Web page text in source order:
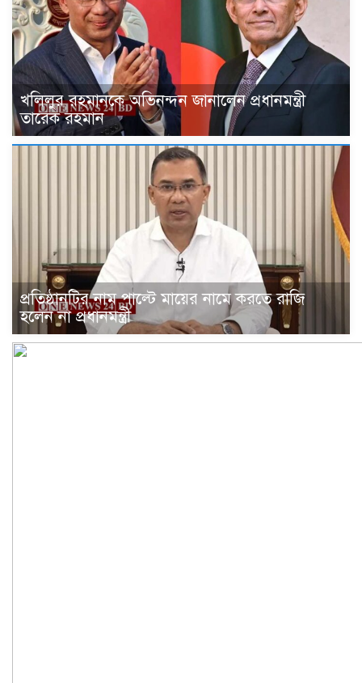
খলিলুর রহমানকে অভিনন্দন জানালেন প্রধানমন্ত্রী
তারেক রহমান
প্রতিষ্ঠানটির নাম পাল্টে মায়ের নামে করতে রাজি
হলেন না প্রধানমন্ত্রী